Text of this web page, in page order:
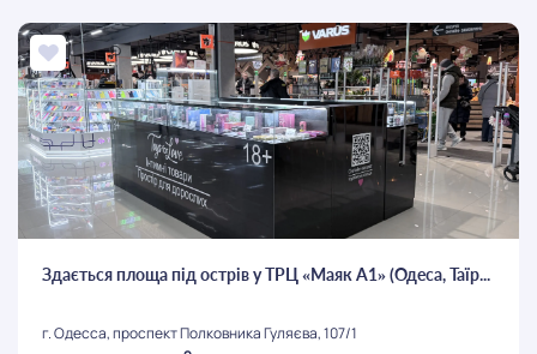
Здається площа під острів у ТРЦ «Маяк А1» (Одеса, Таїр...
г. Одесса, проспект Полковника Гуляєва, 107/1